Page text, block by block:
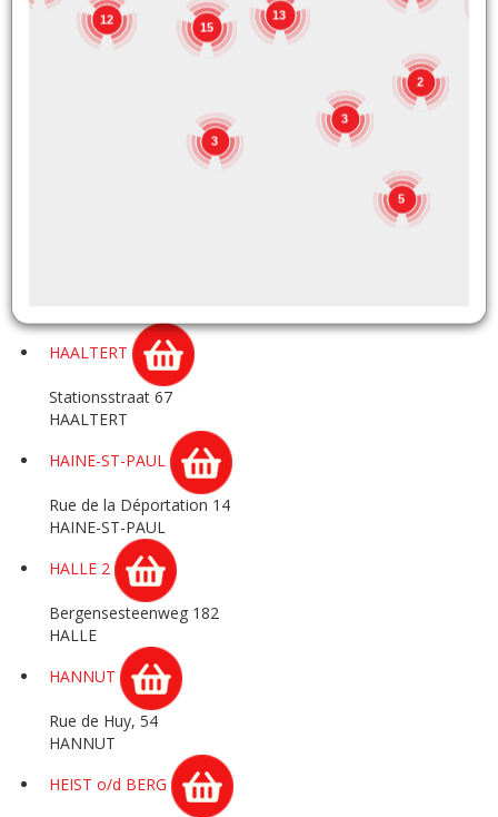
GOZEE
GRACE-HOLLOGNE
HAALTERT
Stationsstraat 67
HAALTERT
HAINE-ST-PAUL
Rue de la Déportation 14
HAINE-ST-PAUL
HALLE 2
Bergensesteenweg 182
HALLE
HANNUT
Rue de Huy, 54
HANNUT
HEIST o/d BERG
15
13
3
5
12
3
2